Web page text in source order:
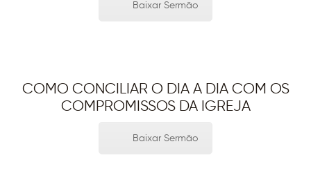
Baixar Sermão
COMO CONCILIAR O DIA A DIA COM OS
COMPROMISSOS DA IGREJA
Baixar Sermão